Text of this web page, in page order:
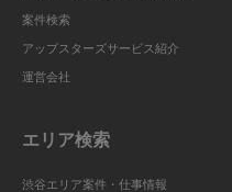
案件検索
アップスターズサービス紹介
運営会社
エリア検索
渋谷エリア案件・仕事情報